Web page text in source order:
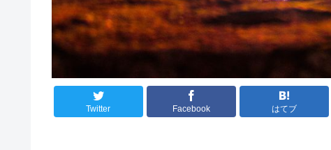
Twitter Facebook はてブ